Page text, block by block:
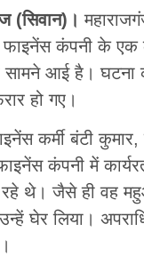
(सिवान)।
फाइनेंस कंपनी के एक
आई है। घटना
हो गए।
कर्मी बंटी
कंपनी में
थे। जैसे ही वह
घेर लिया।